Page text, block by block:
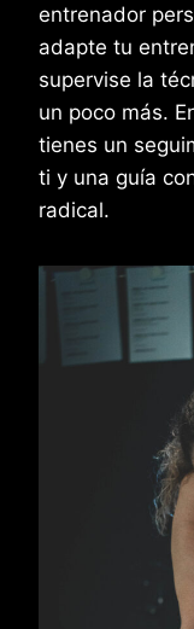
entrenador
adapte tu
supervise la
un poco más.
tienes un
ti y una guía
radical.